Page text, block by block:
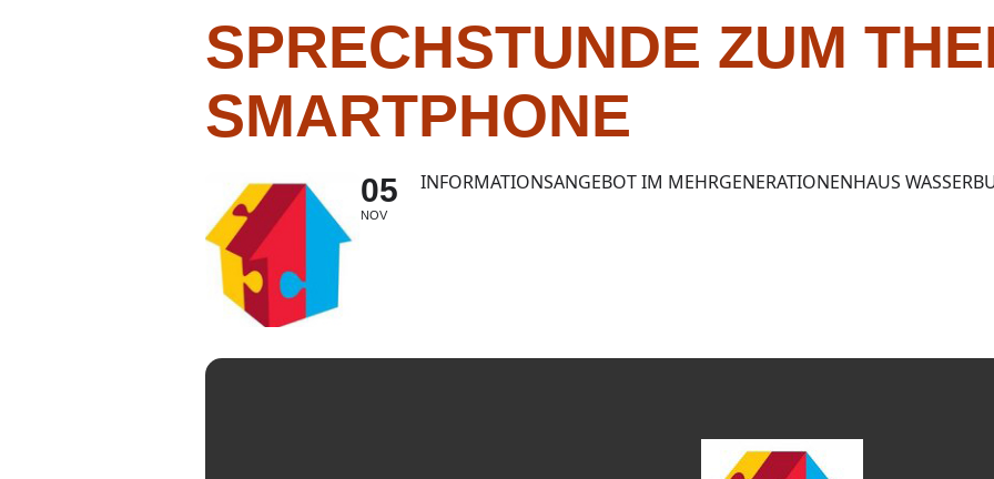
SPRECHSTUNDE ZUM
SMARTPHONE
05
NOV
INFORMATIONSANGEBOT IM MEHRGENERATIONENHAUS